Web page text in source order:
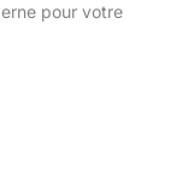
pour votre